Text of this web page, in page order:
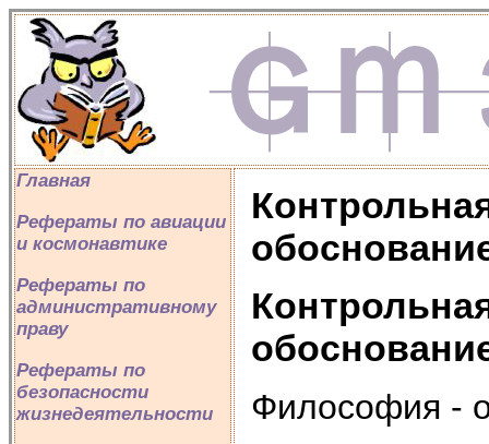
Главная
Рефераты по авиации
и космонавтике
Рефераты по
административному
праву
Рефераты по
безопасности
жизнедеятельности
Философия -